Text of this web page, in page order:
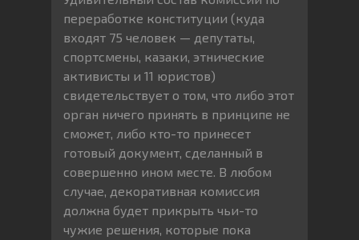
переработке конституции (куда
входят 75 человек — депутаты,
спортсмены, казаки, этнические
активисты и 11 юристов)
свидетельствует о том, что либо этот
орган ничего принять в принципе не
сможет, либо кто-то принесет
готовый документ, сделанный в
совершенно ином месте. В любом
случае, декоративная комиссия
должна будет прикрыть чьи-то
чужие решения, которые пока